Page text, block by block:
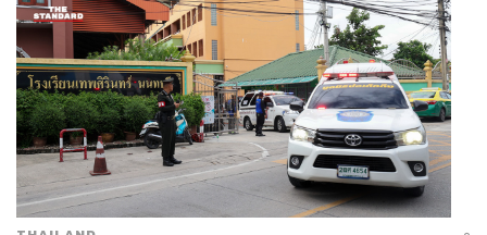
เป้าหมาย กับ สัญญา (เฉพาะกิจ)